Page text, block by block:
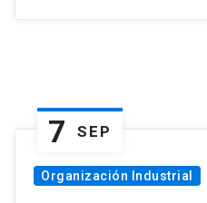
7 SEP
Organización Industrial